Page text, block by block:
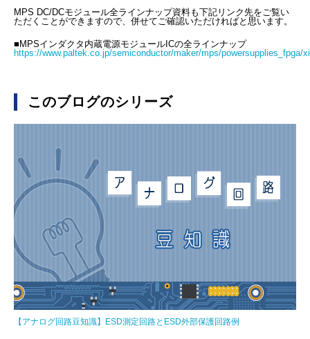
MPS DC/DCモジュール全ラインナップ資料も下記リンク先をご覧い
ただくことができますので、併せてご確認いただければと思います。
■MPSインダクタ内蔵電源モジュールICの全ラインナップ
https://www.paltek.co.jp/semiconductor/maker/mps/powersupplies_fpga/
このブログのシリーズ
【アナログ回路豆知識】ESD測定回路とESD外部保護回路例